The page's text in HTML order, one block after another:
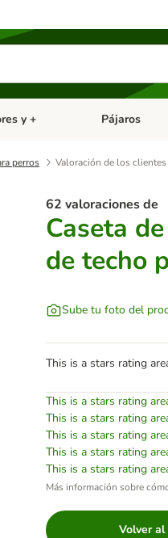
categoria abierto: Antiparasitarios
y + Menú de
Pájaros
perros Valoración de los clientes
62 valoraciones de
Caseta
de techo
Sube tu foto del
This is a stars rating
This is a stars rating
This is a stars rating
This is a stars rating
This is a stars rating
This is a stars rating
Más información sobre
Volver